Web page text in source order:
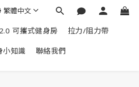
可攜式健身房 拉力/阻力帶
小知識 聯絡我們
繁體中文